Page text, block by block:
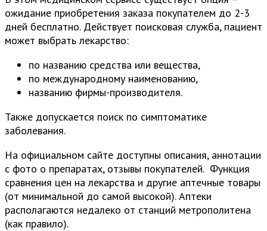
ожидание приобретения заказа покупателем до 2-3
дней бесплатно. Действует поисковая служба, пациент
может выбрать лекарство:
по названию средства или вещества,
по международному наименованию,
названию фирмы-производителя.
Также допускается поиск по симптоматике
заболевания.
На официальном сайте доступны описания, аннотации
с фото о препаратах, отзывы покупателей. Функция
сравнения цен на лекарства и другие аптечные товары
(от минимальной до самой высокой). Аптеки
располагаются недалеко от станций метрополитена
(как правило).